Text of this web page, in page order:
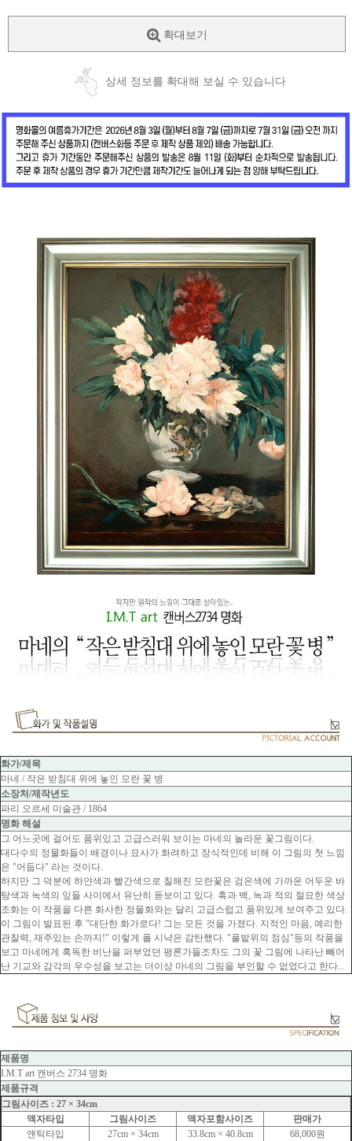
확대보기
상세 정보를 확대해 보실 수 있습니다
화가/제목
마네 / 작은 받침대 위에 놓인 모란 꽃 병
소장처/제작년도
파리 오르세 미술관 / 1864
명화 해설
그 어느곳에 걸어도 품위있고 고급스러워 보이는 마네의 놀라운 꽃그림이다.
대다수의 정물화들이 배경이나 묘사가 화려하고 장식적인데 비해 이 그림의 첫 느낌
은 "어둡다" 라는 것이다.
하지만 그 덕분에 하얀색과 빨간색으로 칠해진 모란꽃은 검은색에 가까운 어두운 바
탕색과 녹색의 잎들 사이에서 유난히 돋보이고 있다. 흑과 백, 녹과 적의 절묘한 색상
조화는 이 작품을 다른 화사한 정물화와는 달리 고급스럽고 품위있게 보여주고 있다.
이 그림이 발표된 후 "대단한 화가로다! 그는 모든 것을 가졌다. 지적인 마음, 예리한
관찰력, 재주있는 손까지!" 이렇게 폴 시냑은 감탄했다. "풀밭위의 점심"등의 작품을
보고 마네에게 혹독한 비난을 퍼부었던 평론가들조차도 그의 꽃 그림에 나타난 빼어
난 기교와 감각의 우수성을 보고는 더이상 마네의 그림을 부인할 수 없었다고 한다...
제품명
I.M.T art 캔버스 2734 명화
제품규격
그림사이즈 : 27 × 34cm
액자타입
그림사이즈 액자포함사이즈
판매가
앤틱타입
27cm × 34cm 33.8cm × 40.8cm
68,000원